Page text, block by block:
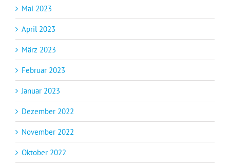
Mai 2023
April 2023
März 2023
Februar 2023
Januar 2023
Dezember 2022
November 2022
Oktober 2022